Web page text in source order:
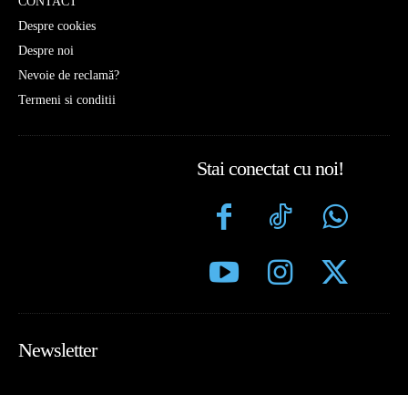
Despre cookies
Despre noi
Nevoie de reclamă?
Termeni si conditii
Stai conectat cu noi!
Newsletter